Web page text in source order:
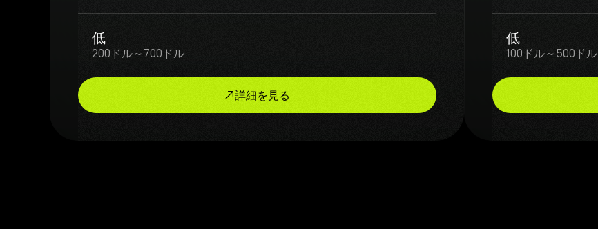
低
200ドル～700ドル
詳細を見る
低
100ドル～500ドル